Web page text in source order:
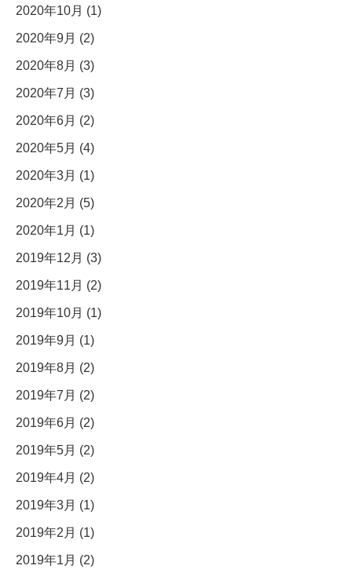
2020年10月 (1)
2020年9月 (2)
2020年8月 (3)
2020年7月 (3)
2020年6月 (2)
2020年5月 (4)
2020年3月 (1)
2020年2月 (5)
2020年1月 (1)
2019年12月 (3)
2019年11月 (2)
2019年10月 (1)
2019年9月 (1)
2019年8月 (2)
2019年7月 (2)
2019年6月 (2)
2019年5月 (2)
2019年4月 (2)
2019年3月 (1)
2019年2月 (1)
2019年1月 (2)